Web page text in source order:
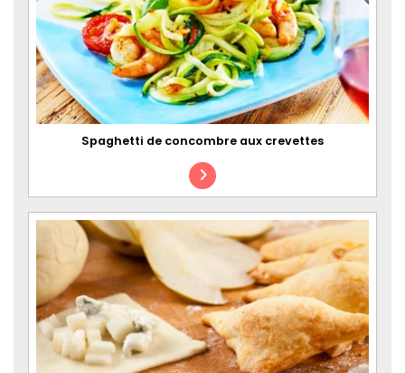
Spaghetti de concombre aux crevettes